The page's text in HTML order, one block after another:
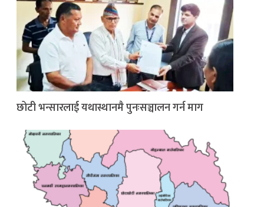
छोटी भन्सारलाई यथास्थानमै पुनःसञ्चालन गर्न माग